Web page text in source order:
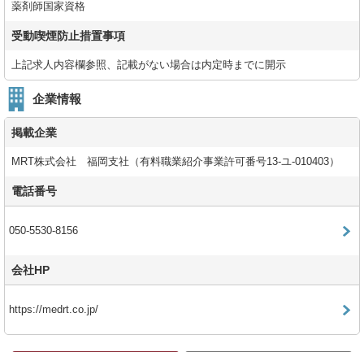
薬剤師国家資格
受動喫煙防止措置事項
上記求人内容欄参照、記載がない場合は内定時までに開示
企業情報
掲載企業
MRT株式会社 福岡支社（有料職業紹介事業許可番号13-ユ-010403）
電話番号
050-5530-8156
会社HP
https://medrt.co.jp/